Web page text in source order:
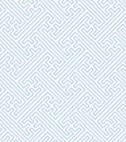
сумын уул ус,